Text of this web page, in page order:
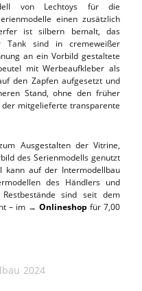
von Lechtoys für die
einen zusätzlich
ist silbern bemalt, das
sind in cremeweißer
an ein Vorbild gestaltete
mit Werbeaufkleber als
den Zapfen aufgesetzt und
Stand, ohne den früher
mitgelieferte transparente
Ausgestalten der Vitrine,
des Serienmodells genutzt
kann auf der Intermodellbau
des Händlers und
sind seit dem
– im → Onlineshop für 7,00
2024